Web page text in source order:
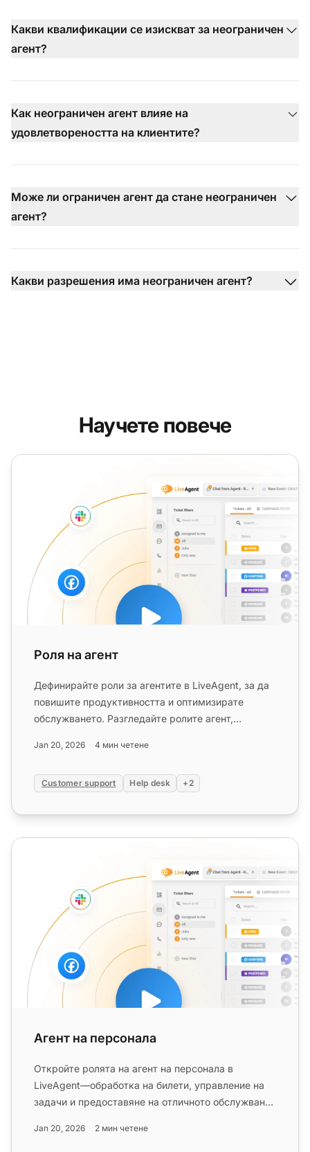
Какви квалификации се изискват за неограничен
агент?
Как неограничен агент влияе на
удовлетвореността на клиентите?
Може ли ограничен агент да стане неограничен
агент?
Какви разрешения има неограничен агент?
Научете повече
Роля на агент
Роля на агент
Дефинирайте роли за агентите в LiveAgent, за да
повишите продуктивността и оптимизирате
обслужването. Разгледайте ролите агент,
Jan 20, 2026 4 мин четене
Customer support Help desk +2
Агент на персонала
Агент на персонала
Откройте ролята на агент на персонала в
LiveAgent—обработка на билети, управление на
задачи и предоставяне на отличното обслужване
Jan 20, 2026 2 мин четене